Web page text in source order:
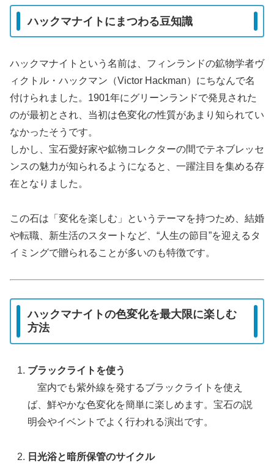
ハックマナイトにまつわる豆知識
ハックマナイトという名前は、フィンランドの鉱物学者ヴ
ィクトル・ハックマン（Victor Hackman）にちなんで名
付けられました。1901年にグリーンランドで発見された
のが最初とされ、当初は色変化の性質があまり知られてい
なかったそうです。
しかし、宝石愛好家や鉱物コレクターの間でテネブレッセ
ンスの魅力が知られるようになると、一躍注目を集める存
在となりました。
この石は「変化を楽しむ」というテーマを持つため、結婚
や転職、新生活のスタートなど、“人生の節目”を迎えるタ
イミングで贈られることが多いのも特徴です。
ハックマナイトの色変化を最大限に楽しむ
方法
ブラックライトを使う
室内でも紫外線を発するブラックライトを使え
ば、鮮やかな色変化を簡単に楽しめます。宝石の説
明会やイベントでよく行われる演出です。
日光浴と暗所保管のサイクル